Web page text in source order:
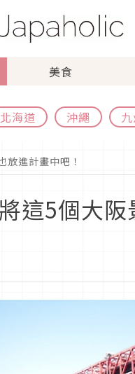
美食
北海道 沖繩
進計畫中吧！
這5個大阪